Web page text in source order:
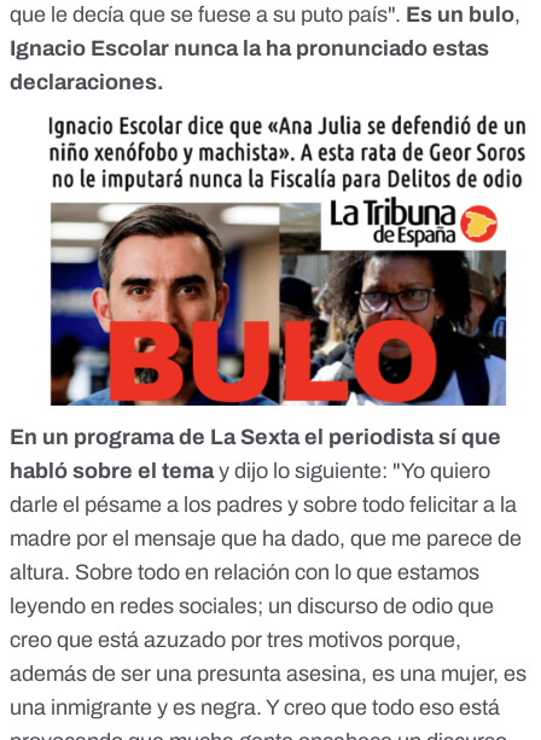
que le decía que se fuese a su puto país". Es un bulo,
Ignacio Escolar nunca la ha pronunciado estas
declaraciones.
En un programa de La Sexta el periodista sí que
habló sobre el temay dijo lo siguiente: "Yo quiero
darle el pésame a los padres y sobre todo felicitar a la
madre por el mensaje que ha dado, que me parece de
altura. Sobre todo en relación con lo que estamos
leyendo en redes sociales; un discurso de odio que
creo que está azuzado por tres motivos porque,
además de ser una presunta asesina, es una mujer, es
una inmigrante y es negra. Y creo que todo eso está